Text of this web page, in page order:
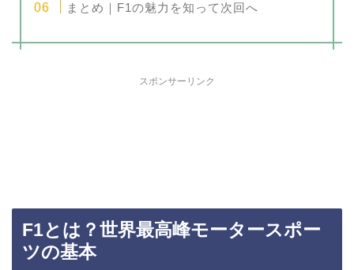
まとめ｜F1の魅力を知って次回へ
スポンサーリンク
F1とは？世界最高峰モータースポー
ツの基本